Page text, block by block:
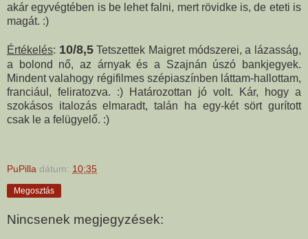
akár egyvégtében is be lehet falni, mert rövidke is, de eteti is
magát. :)
Értékelés: 10/8,5Tetszettek Maigret módszerei, a lázasság,
a bolond nő, az árnyak és a Szajnán úszó bankjegyek.
Mindent valahogy régifilmes szépiaszínben láttam-hallottam,
franciául, feliratozva. :) Határozottan jó volt. Kár, hogy a
szokásos italozás elmaradt, talán ha egy-két sört gurított
csak le a felügyelő. :)
PuPilla dátum: 10:35
Megosztás
Nincsenek megjegyzések: